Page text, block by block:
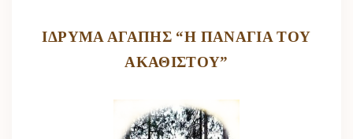
ΙΔΡΥΜΑ ΑΓΑΠΗΣ “Η ΠΑΝΑΓΙΑ ΤΟΥ
ΑΚΑΘΙΣΤΟΥ”